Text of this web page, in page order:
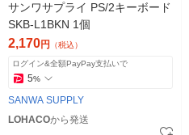
サンワサプライ PS/2キーボード
SKB-L1BKN 1個
2,170円 （税込）
ログイン&全額PayPay支払いで
5%
SANWA SUPPLY
LOHACOから発送